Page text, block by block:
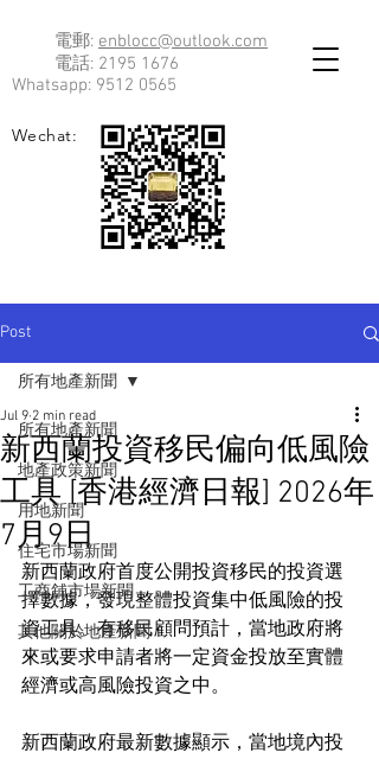
電郵: enblocc@outlook.com
電話: 2195 1676
Whatsapp: 9512 0565
Wechat:
Post
所有地產新聞
地產政策新聞
用地新聞
住宅市場新聞
工商舖市場新聞
其他關於地產新聞
所有地產新聞
新西蘭投資移民偏向低風險
工具 [香港經濟日報] 2026年
7月9日
Jul 9 2 min read
新西蘭政府首度公開投資移民的投資選
擇數據，發現整體投資集中低風險的投
資工具。有移民顧問預計，當地政府將
來或要求申請者將一定資金投放至實體
經濟或高風險投資之中。
新西蘭政府最新數據顯示，當地境內投